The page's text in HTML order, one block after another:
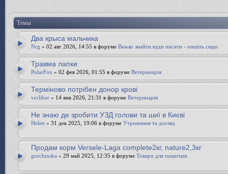
Темы
Два крыса мальчика
Nrg » 02 авг 2026, 14:55 в форуме Важко знайти куди писати - пишіть сюди
Травма лапки
PolarFox » 02 фев 2026, 01:55 в форуме Ветеринарія
Терміново потрібен донор крові
verliber » 14 янв 2026, 21:31 в форуме Ветеринарія
Не знаю де зробити УЗД голови та шиї в Києві
Helen » 31 дек 2025, 19:06 в форуме Утримання та догляд
Продам корм Versele-Laga complete2кг, nature2,3кг
gorchinska » 29 май 2025, 12:35 в форуме Товари для пацючків